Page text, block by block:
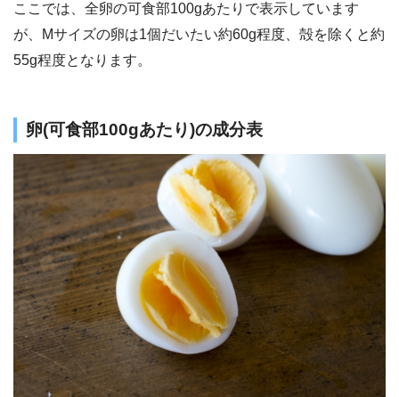
ここでは、全卵の可食部100gあたりで表示しています
が、Mサイズの卵は1個だいたい約60g程度、殻を除くと約
55g程度となります。
卵(可食部100gあたり)の成分表